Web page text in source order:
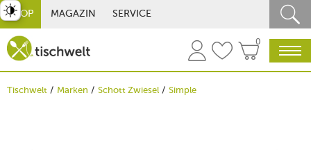
SHOP MAGAZIN SERVICE
0
Tischwelt Marken Schott Zwiesel Simple
umschalten